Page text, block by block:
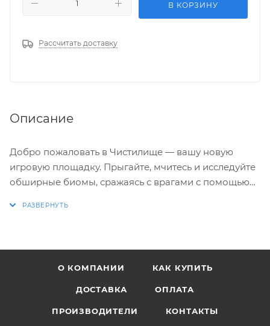
В КОРЗИНУ
Рассчитать доставку
Описание
Добро пожаловать в Чистилище — вашу новую
игровую площадку. Прыгайте, мчитесь и исследуйте
обширные биомы, сражаясь с врагами с помощью
множеству врагов, начиная от полчищ мелких
демонов и заканчивая чудовищами титанических
О КОМПАНИИ КАК КУПИТЬ
ДОСТАВКА ОПЛАТА
ПРОИЗВОДИТЕЛИ КОНТАКТЫ